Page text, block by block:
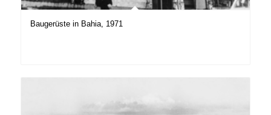
Baugerüste in Bahia, 1971